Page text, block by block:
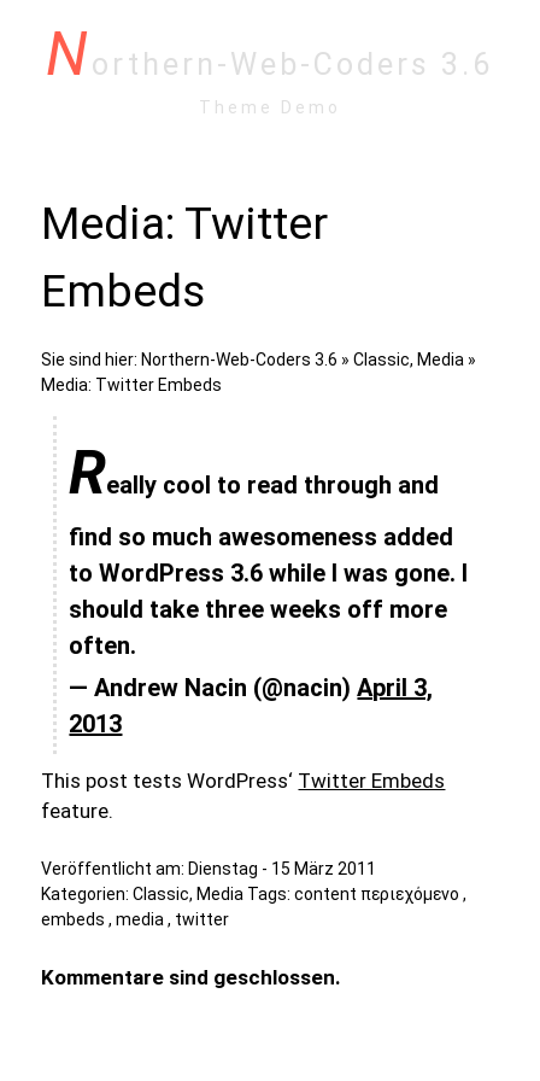
Northern-Web-Coders 3.6
Theme Demo
Media: Twitter
Embeds
Sie sind hier: Northern-Web-Coders 3.6 »Classic, Media »
Media: Twitter Embeds
Really cool to read through and
find so much awesomeness added
to WordPress 3.6 while I was gone. I
should take three weeks off more
often.
— Andrew Nacin (@nacin)April 3,
2013
This post tests WordPress‘ Twitter Embeds
feature.
Veröffentlicht am: Dienstag - 15 März 2011
Kategorien:Classic, Media Tags:content περιεχόμενο ,
embeds ,media , twitter
Kommentare sind geschlossen.